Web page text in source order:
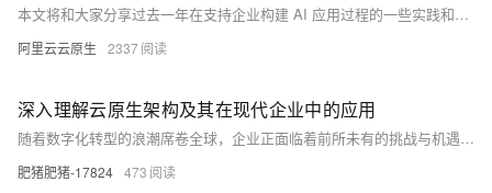
开发的微服务应用。本课程由黑马程序员提供。 &nbsp; &nbsp; 相关的阿
里云产品：容器服务 ACK 容器服务 Kubernetes 版（简称 ACK）提供高
理。整合阿里云虚拟化、存储、网络和安全能力，打造云端最佳容器化应
用运行环境。 了解产品详情: https://www.aliyun.com/product/kubernetes
本文将和大家分享过去一年在支持企业构建 AI 应用过程的一些实践和思考。
阿里云云原生 2337
深入理解云原生架构及其在现代企业中的应用
随着数字化转型的浪潮席卷全球，企业正面临着前所未有的挑战与机遇。云计算技术的迅猛发展，特别是云原生架构的兴起，正在重塑企业的IT基础设施和软件开发模式。本文将深入探讨云原生的核心概念、关键技术以及如何在企业中实施云原生策略，以实现更高效的资源利用和更快的市场响应速度。通过分析云原生架构的优势和面临的挑战，我们将揭示它如何助力企业在激烈的市场竞争中保持领先地位。
肥猪肥猪-17824 473